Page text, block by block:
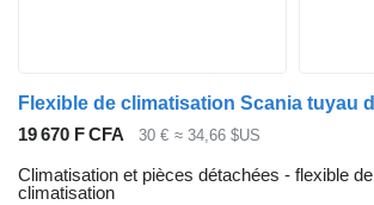
19 670 F CFA 30 € ≈ 34,66 $US
Climatisation et pièces détachées - flexible de
climatisation